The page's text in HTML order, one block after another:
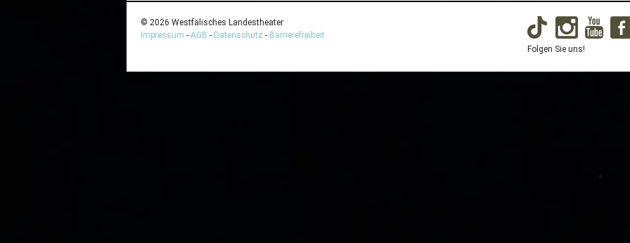
© 2026 Westfälisches Landestheater
Impressum - AGB - Datenschutz - Barrierefreiheit
Folgen Sie uns!